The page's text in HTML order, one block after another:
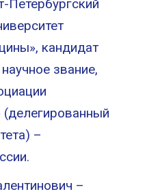
Петербургский
кандидат
звание,
(делегированный
–
–